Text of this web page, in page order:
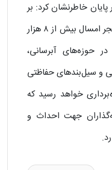
پایان خاطرنشان کرد: بر
اساس برنامه‌ریزی انجام‌شده، در دهه فجر امسال بیش از ۸ هزار
در حوزه‌های آبرسانی،
و سیل‌بندهای حفاظتی
خواهد رسید که
جهت احداث و